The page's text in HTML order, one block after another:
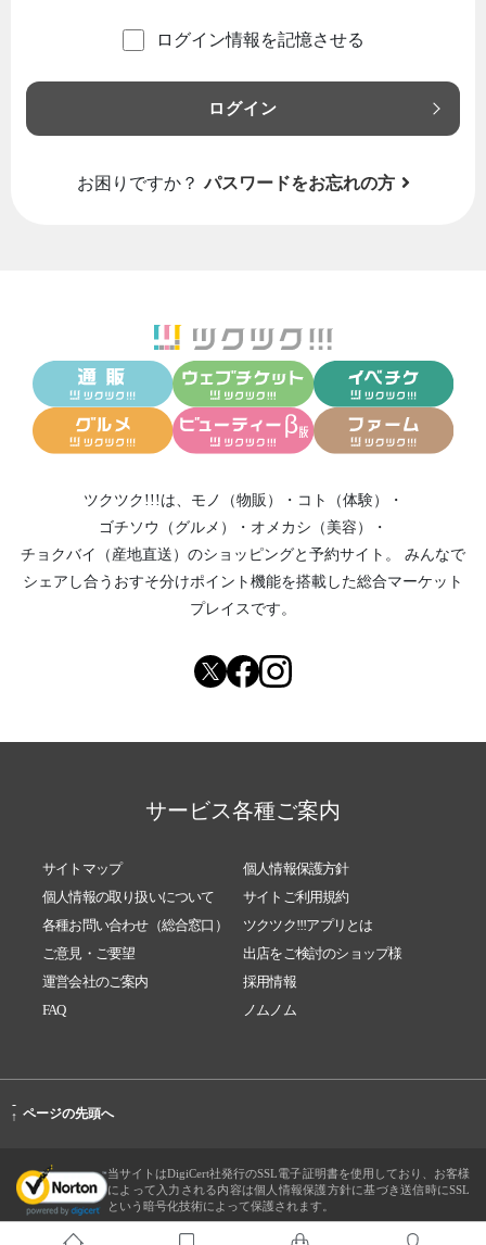
ログイン情報を記憶させる
ログイン
お困りですか？ パスワードをお忘れの方
ツクツク!!!は、 モノ（物販） ・ コト（体験）
・
ゴチソウ（グルメ）
・ オメカシ（美容）
・
チョクバイ（産地直送） のショッピングと予約サイト。
みんなで
シェアし合う おすそ分けポイント機能を搭載した総合マーケット
プレイスです。
サービス各種ご案内
サイトマップ
個人情報保護方針
個人情報の取り扱いについて
サイトご利用規約
各種お問い合わせ（総合窓口）
ツクツク!!!アプリとは
ご意見・ご要望
出店をご検討のショップ様
運営会社のご案内
採用情報
FAQ
ノムノム
-
↑ ページの先頭へ
当サイトはDigiCert社発行のSSL電子証明書を使用しており、お客様
によって入力される内容は個人情報保護方針に基づき送信時にSSL
という暗号化技術によって保護されます。